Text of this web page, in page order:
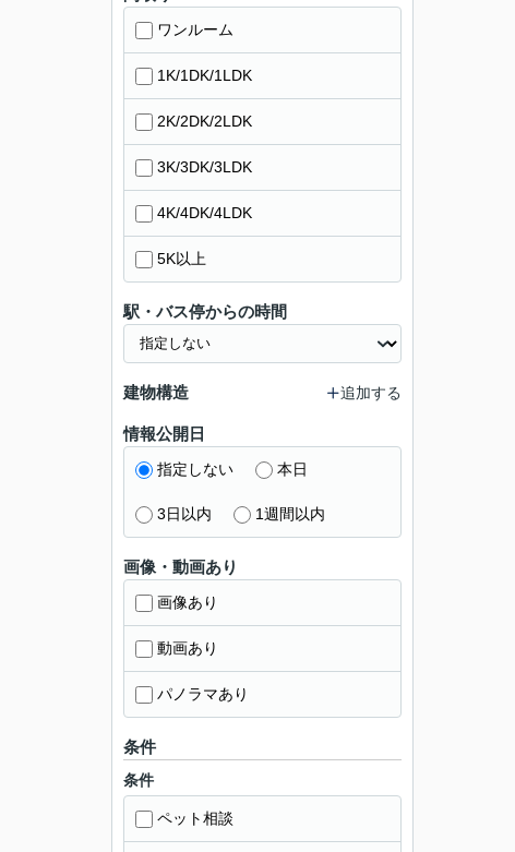
ワンルーム
1K/1DK/1LDK
2K/2DK/2LDK
3K/3DK/3LDK
4K/4DK/4LDK
5K以上
駅・バス停からの時間
建物構造 追加する
情報公開日
指定しない 本日
3日以内 1週間以内
画像・動画あり
画像あり
動画あり
パノラマあり
条件
条件
ペット相談